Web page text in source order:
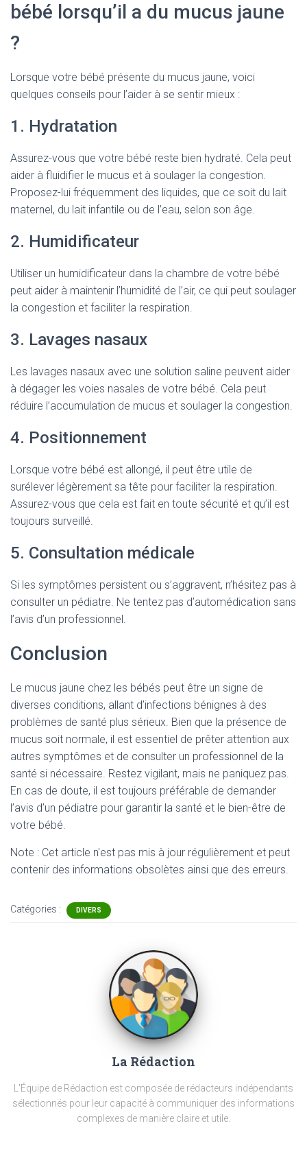
bébé lorsqu’il a du mucus jaune
?
Lorsque votre bébé présente du mucus jaune, voici
quelques conseils pour l’aider à se sentir mieux :
1. Hydratation
Assurez-vous que votre bébé reste bien hydraté. Cela peut
aider à fluidifier le mucus et à soulager la congestion.
Proposez-lui fréquemment des liquides, que ce soit du lait
maternel, du lait infantile ou de l’eau, selon son âge.
2. Humidificateur
Utiliser un humidificateur dans la chambre de votre bébé
peut aider à maintenir l’humidité de l’air, ce qui peut soulager
la congestion et faciliter la respiration.
3. Lavages nasaux
Les lavages nasaux avec une solution saline peuvent aider
à dégager les voies nasales de votre bébé. Cela peut
réduire l’accumulation de mucus et soulager la congestion.
4. Positionnement
Lorsque votre bébé est allongé, il peut être utile de
surélever légèrement sa tête pour faciliter la respiration.
Assurez-vous que cela est fait en toute sécurité et qu’il est
toujours surveillé.
5. Consultation médicale
Si les symptômes persistent ou s’aggravent, n’hésitez pas à
consulter un pédiatre. Ne tentez pas d’automédication sans
l’avis d’un professionnel.
Conclusion
Le mucus jaune chez les bébés peut être un signe de
diverses conditions, allant d’infections bénignes à des
problèmes de santé plus sérieux. Bien que la présence de
mucus soit normale, il est essentiel de prêter attention aux
autres symptômes et de consulter un professionnel de la
santé si nécessaire. Restez vigilant, mais ne paniquez pas.
En cas de doute, il est toujours préférable de demander
l’avis d’un pédiatre pour garantir la santé et le bien-être de
votre bébé.
Note : Cet article n'est pas mis à jour régulièrement et peut
contenir des informations obsolètes ainsi que des erreurs.
Catégories : DIVERS
La Rédaction
L'Équipe de Rédaction est composée de rédacteurs indépendants
sélectionnés pour leur capacité à communiquer des informations
complexes de manière claire et utile.